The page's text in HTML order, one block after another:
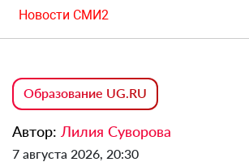
Новости СМИ2
Образование UG.RU
Автор: Лилия Суворова
7 августа 2026, 20:30